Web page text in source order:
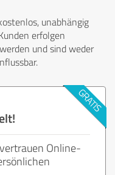
unabhängig
erfolgen
und sind weder
Online-